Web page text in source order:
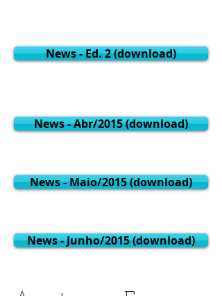
News - Ed. 2 (download)
News - Abr/2015 (download)
News - Maio/2015 (download)
News - Junho/2015 (download)